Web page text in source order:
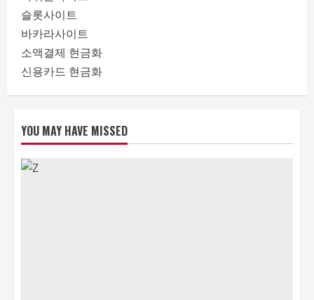
슬롯사이트
바카라사이트
소액결제 현금화
신용카드 현금화
YOU MAY HAVE MISSED